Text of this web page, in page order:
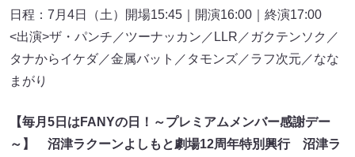
日程：7月4日（土）開場15:45｜開演16:00｜終演17:00
<出演>ザ・パンチ／ツーナッカン／LLR／ガクテンソク／
タナからイケダ／金属バット／タモンズ／ラフ次元／なな
まがり
【毎月5日はFANYの日！～プレミアムメンバー感謝デー
～】 沼津ラクーンよしもと劇場12周年特別興行 沼津ラ